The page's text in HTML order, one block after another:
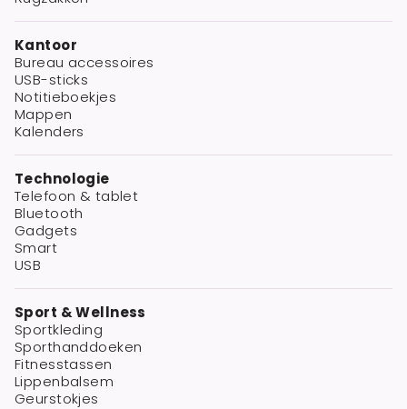
Kantoor
Bureau accessoires
USB-sticks
Notitieboekjes
Mappen
Kalenders
Technologie
Telefoon & tablet
Bluetooth
Gadgets
Smart
USB
Sport & Wellness
Sportkleding
Sporthanddoeken
Fitnesstassen
Lippenbalsem
Geurstokjes